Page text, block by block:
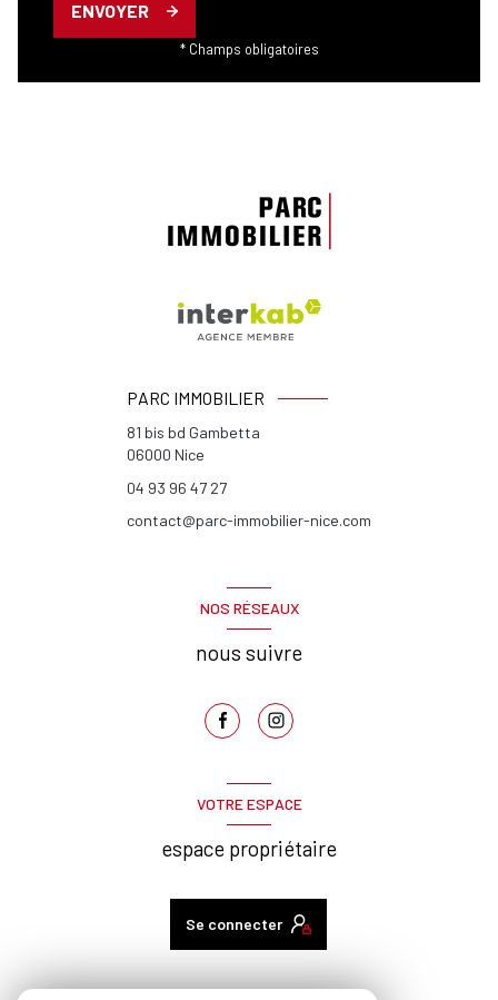
ENVOYER
* Champs obligatoires
PARC IMMOBILIER
81 bis bd Gambetta
06000 Nice
04 93 96 47 27
contact@parc-immobilier-nice.com
NOS RÉSEAUX
nous suivre
VOTRE ESPACE
espace propriétaire
Se connecter